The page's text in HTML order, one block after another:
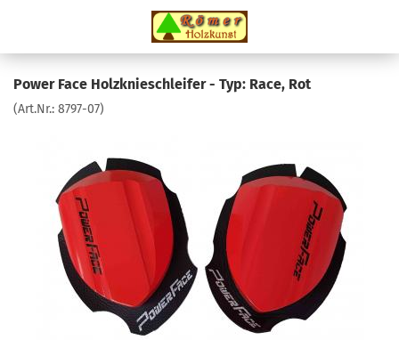
Power Face Holzknieschleifer - Typ: Race, Rot
(Art.Nr.: 8797-07)